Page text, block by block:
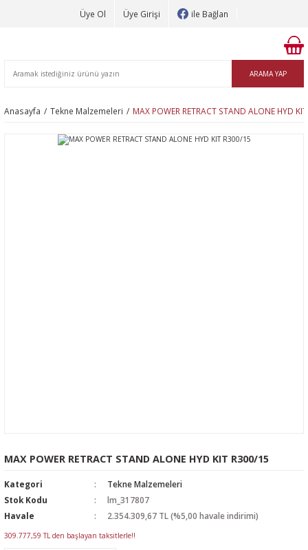
Üye Ol Üye Girişi ile Bağlan
ARAMA YAP
Anasayfa Tekne Malzemeleri MAX POWER RETRACT STAND ALONE HYD
MAX POWER RETRACT STAND ALONE HYD KIT R300/15
Kategori
Tekne Malzemeleri
Stok Kodu
lm_317807
Havale
2.354.309,67 TL (%5,00 havale indirimi)
309.777,59 TL den başlayan taksitlerle!!